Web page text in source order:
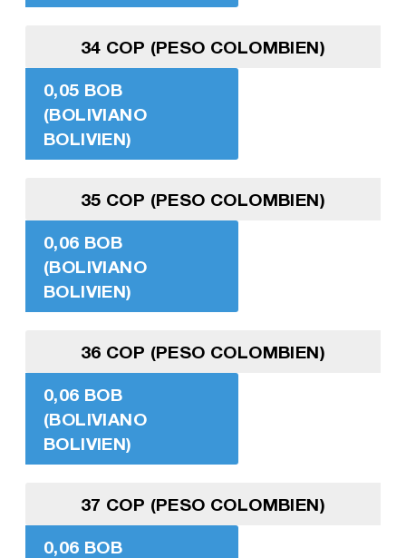
34 COP (PESO COLOMBIEN)
0,05 BOB
(BOLIVIANO
BOLIVIEN)
35 COP (PESO COLOMBIEN)
0,06 BOB
(BOLIVIANO
BOLIVIEN)
36 COP (PESO COLOMBIEN)
0,06 BOB
(BOLIVIANO
BOLIVIEN)
37 COP (PESO COLOMBIEN)
0,06 BOB